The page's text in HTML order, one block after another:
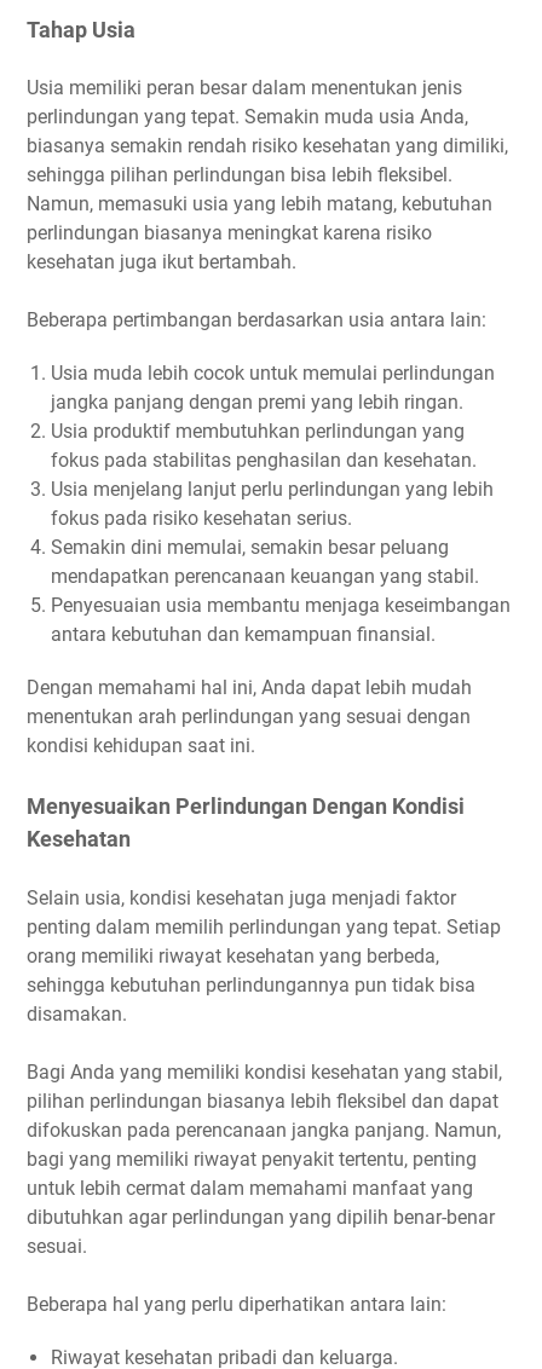
Tahap Usia
Usia memiliki peran besar dalam menentukan jenis
perlindungan yang tepat. Semakin muda usia Anda,
biasanya semakin rendah risiko kesehatan yang dimiliki,
sehingga pilihan perlindungan bisa lebih fleksibel.
Namun, memasuki usia yang lebih matang, kebutuhan
perlindungan biasanya meningkat karena risiko
kesehatan juga ikut bertambah.
Beberapa pertimbangan berdasarkan usia antara lain:
Usia muda lebih cocok untuk memulai perlindungan
jangka panjang dengan premi yang lebih ringan.
Usia produktif membutuhkan perlindungan yang
fokus pada stabilitas penghasilan dan kesehatan.
Usia menjelang lanjut perlu perlindungan yang lebih
fokus pada risiko kesehatan serius.
Semakin dini memulai, semakin besar peluang
mendapatkan perencanaan keuangan yang stabil.
Penyesuaian usia membantu menjaga keseimbangan
antara kebutuhan dan kemampuan finansial.
Dengan memahami hal ini, Anda dapat lebih mudah
menentukan arah perlindungan yang sesuai dengan
kondisi kehidupan saat ini.
Menyesuaikan Perlindungan Dengan Kondisi
Kesehatan
Selain usia, kondisi kesehatan juga menjadi faktor
penting dalam memilih perlindungan yang tepat. Setiap
orang memiliki riwayat kesehatan yang berbeda,
sehingga kebutuhan perlindungannya pun tidak bisa
disamakan.
Bagi Anda yang memiliki kondisi kesehatan yang stabil,
pilihan perlindungan biasanya lebih fleksibel dan dapat
difokuskan pada perencanaan jangka panjang. Namun,
bagi yang memiliki riwayat penyakit tertentu, penting
untuk lebih cermat dalam memahami manfaat yang
dibutuhkan agar perlindungan yang dipilih benar-benar
sesuai.
Beberapa hal yang perlu diperhatikan antara lain:
Riwayat kesehatan pribadi dan keluarga.